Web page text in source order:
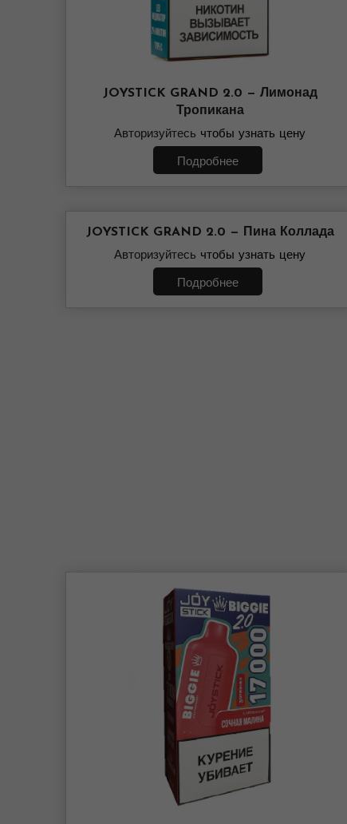
JOYSTICK GRAND 2.0 — Лимонад
Тропикана
Авторизуйтесь чтобы узнать цену
Подробнее
JOYSTICK GRAND 2.0 — Пина Коллада
Авторизуйтесь чтобы узнать цену
Подробнее